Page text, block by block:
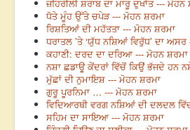
ਜ਼ਹਿਰੀਲੀ ਸ਼ਰਾਬ ਦਾ ਮਾਰੂ ਦੁਖਾਂਤ --- ਮੋਹਨ
ਧੋਤੇ ਮੂੰਹ ਉੱਤੇ ਚਪੇੜ --- ਮੋਹਨ ਸ਼ਰਮਾ
ਰਿਸ਼ਤਿਆਂ ਦੀ ਮਹੱਤਤਾ --- ਮੋਹਨ ਸ਼ਰਮਾ
ਧਰਾਤਲ ’ਤੇ ‘ਯੁੱਧ ਨਸ਼ਿਆਂ ਵਿਰੁੱਧ’ ਦਾ
ਕਹਾਣੀ: ਦਰਦ ਦਾ ਦਰਿਆ --- ਮੋਹਨ ਸ਼ਰਮਾ
ਨਸ਼ਾ ਛਡਾਊ ਕੇਂਦਰਾਂ ਵਿੱਚੋਂ ਕਿਉਂ ਭੱਜਦੇ ਹਨ
ਮੁੱਛਾਂ ਦੀ ਨੁਮਾਇਸ਼ --- ਮੋਹਨ ਸ਼ਰਮਾ
ਗੁਰੂ ਪੂਰਨਿਮਾ … --- ਮੋਹਨ ਸ਼ਰਮਾ
ਵਿਦਿਆਰਥੀ ਵਰਗ ਨਸ਼ਿਆਂ ਦੀ ਦਲਦਲ
ਸਹਿਮ ਦਾ ਸਾਇਆ --- ਮੋਹਨ ਸ਼ਰਮਾ